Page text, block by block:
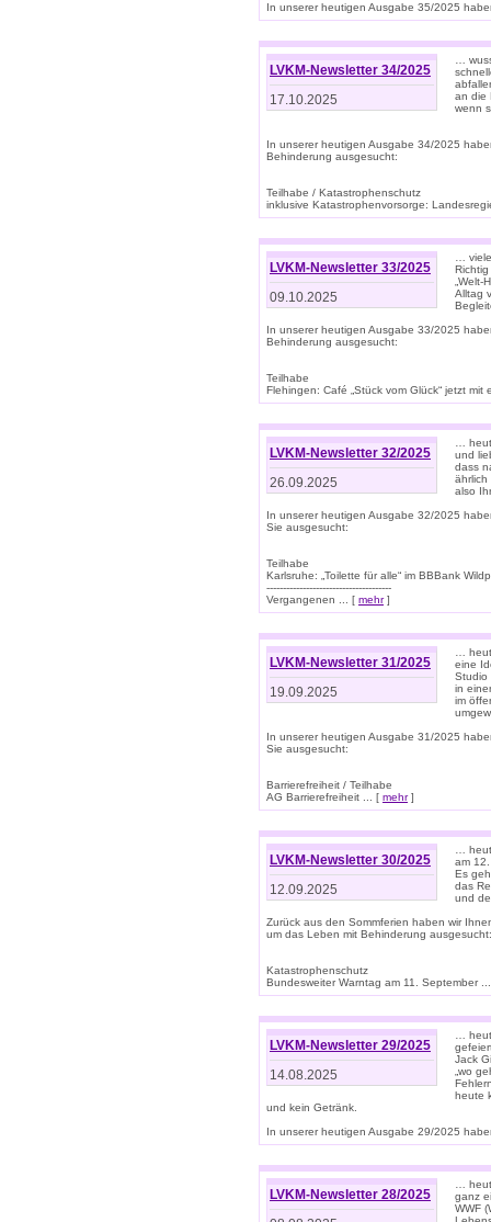
In unserer heutigen Ausgabe 35/2025
LVKM-Newsletter 34/2025
17.10.2025
…
an die
wenn
In unserer heutigen Ausgabe 34/2025
Behinderung ausgesucht:
Teilhabe / Katastrophenschutz
inklusive Katastrophenvorsorge:
LVKM-Newsletter 33/2025
09.10.2025
…
Alltag
In unserer heutigen Ausgabe 33/2025
Behinderung ausgesucht:
Teilhabe
Flehingen: Café „Stück vom Glück“ jetzt mit
LVKM-Newsletter 32/2025
26.09.2025
…
und
dass
ährlich
also
In unserer heutigen Ausgabe 32/2025
Sie ausgesucht:
Teilhabe
Karlsruhe: „Toilette für alle“ im BBBank
--------------------------------------
Vergangenen ... [ mehr]
LVKM-Newsletter 31/2025
19.09.2025
…
eine
Studio
in
im
In unserer heutigen Ausgabe 31/2025
Sie ausgesucht:
Barrierefreiheit / Teilhabe
AG Barrierefreiheit ... [ mehr]
LVKM-Newsletter 30/2025
12.09.2025
…
am
Es
das
und
Zurück aus den Sommferien haben wir
um das Leben mit Behinderung ausgesucht:
Katastrophenschutz
Bundesweiter Warntag am 11. September
LVKM-Newsletter 29/2025
14.08.2025
…
Jack
„wo
heute
und kein Getränk.
In unserer heutigen Ausgabe 29/2025
LVKM-Newsletter 28/2025
…
ganz
WWF